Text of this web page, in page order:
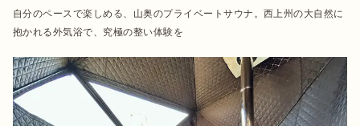
自分のペースで楽しめる、山奥のプライベートサウナ。西上州の大自然に
抱かれる外気浴で、究極の整い体験を